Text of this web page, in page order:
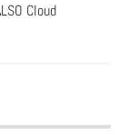
Cloud